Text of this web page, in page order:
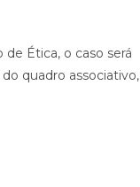
Ética, o caso será
quadro associativo,